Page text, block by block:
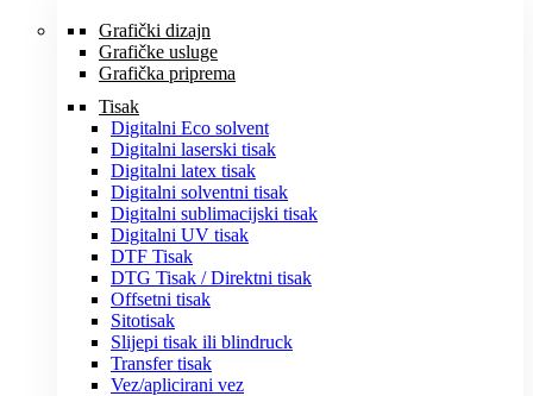
Grafički dizajn
Grafičke usluge
Grafička priprema
Tisak
Digitalni Eco solvent
Digitalni laserski tisak
Digitalni latex tisak
Digitalni solventni tisak
Digitalni sublimacijski tisak
Digitalni UV tisak
DTF Tisak
DTG Tisak / Direktni tisak
Offsetni tisak
Sitotisak
Slijepi tisak ili blindruck
Transfer tisak
Vez/aplicirani vez